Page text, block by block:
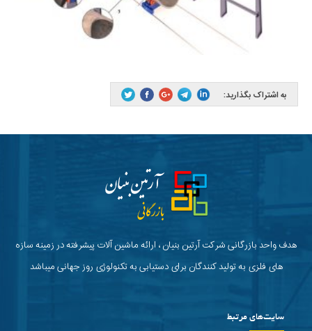
به اشتراک بگذارید:
هدف واحد بازرگانی شرکت آرتین بنیان ، ارائه ماشین آلات پیشرفته در زمینه سازه
های فلزی به تولید کنندگان برای دستیابی به تکنولوژی روز جهانی میباشد
سایت‌های مرتبط